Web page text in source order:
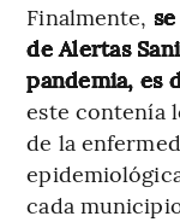
Finalmente,
de Alertas
pandemia, es
este contenía
de la
cada